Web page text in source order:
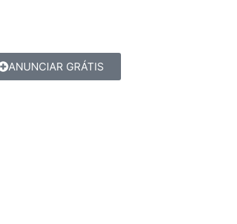
ANUNCIAR GRÁTIS